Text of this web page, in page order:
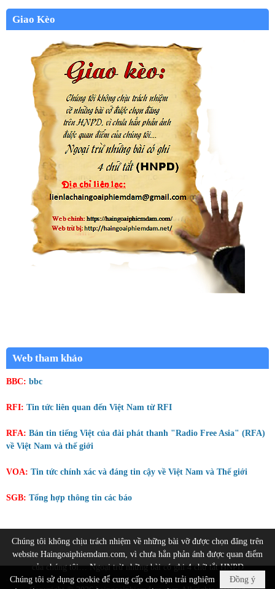
Giao Kèo
Web tham khảo
BBC: bbc
RFI: Tin tức liên quan đến Việt Nam từ RFI
RFA: Bản tin tiếng Việt của đài phát thanh "Radio Free Asia" (RFA)
về Việt Nam và thế giới
VOA: Tin tức chính xác và đáng tin cậy về Việt Nam và Thế giới
SGB: Tổng hợp thông tin các báo
Chúng tôi không chịu trách nhiệm về những bài vỡ được chọn đăng trên
website Haingoaiphiemdam.com, vì chưa hẳn phản ánh được quan điểm
của chúng tôi… Ngoại trừ những bài có ghi 4 chữ tắt HNPD
Đồng ý
Chúng tôi sử dụng cookie để cung cấp cho bạn trải nghiệm